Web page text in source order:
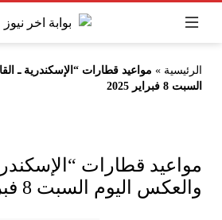
الرئيسية » مواعيد قطارات “الإسكندرية ـ
السبت 8 فبراير 2025
مواعيد قطارات
والعكس اليوم السبت 8 فبراير 2025